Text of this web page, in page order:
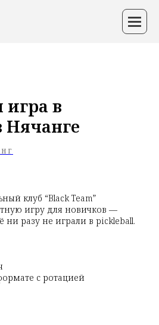
игра в
клуб “Black Team”
игру для новичков —
ни разу не играли в pickleball.
с ротацией